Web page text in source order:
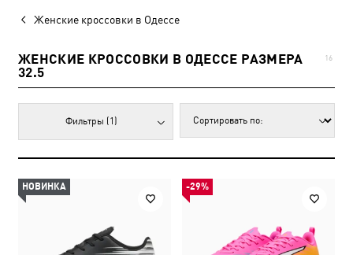
Женские кроссовки в Одессе
ЖЕНСКИЕ КРОССОВКИ В ОДЕССЕ РАЗМЕРА
32.5
16
Фильтры (1)
НОВИНКА -29%